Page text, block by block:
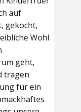
auf
gekocht,
Wohl
geht,
tragen
für ein